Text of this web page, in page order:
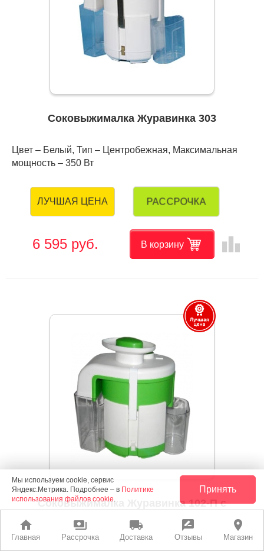
home
Главная
payments
Рассрочка
local_shipping
Доставка
rate_review
Отзывы
place
Магазин
Соковыжималка Журавинка 303
Цвет – Белый, Тип – Центробежная, Максимальная
мощность – 350 Вт
ЛУЧШАЯ ЦЕНА РАССРОЧКА
6 595 руб. В корзину leaderboard
Соковыжималка Журавинка 102-П с
шинковкой
Мы используем cookie, сервис
Яндекс.Метрика. Подробнее – в Политике
использования файлов cookie.
Принять